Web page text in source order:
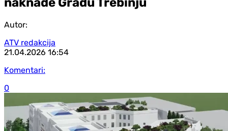
Autor:
ATV redakcija
21.04.2026 16:54
Komentari:
0